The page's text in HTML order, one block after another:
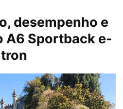
desempenho e
A6 Sportback e-
tron